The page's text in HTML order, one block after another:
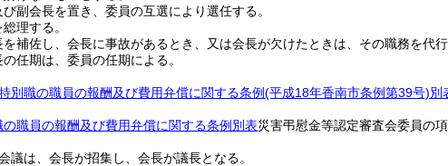
副会長を置き、委員の互選により選任する。
理する。
補佐し、会長に事故があるとき、又は会長が欠けたときは、その職務を代行
任期は、委員の任期による。
別職の職員の報酬及び費用弁償に関する条例(平成18年香南市条例第39号)別
職員の報酬及び費用弁償に関する条例別表災害弔慰金等認定審査会委員の
議は、会長が招集し、会長が議長となる。